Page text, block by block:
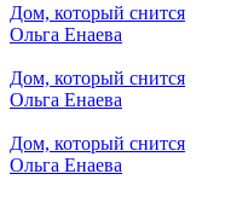
Дом, который снится
Ольга Енаева
Дом, который снится
Ольга Енаева
Дом, который снится
Ольга Енаева